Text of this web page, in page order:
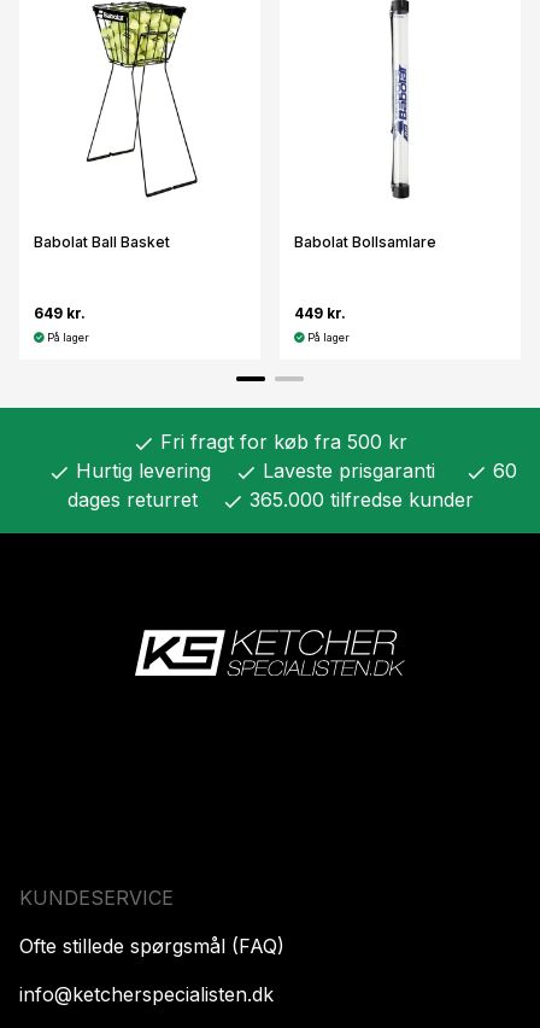
Babolat Ball Basket
649 kr.
På lager
Babolat Bollsamlare
449 kr.
På lager
check Fri fragt for køb fra 500 kr
check Hurtig levering check Laveste prisgaranti check 60
dages returret
check 365.000 tilfredse kunder
KUNDESERVICE
Ofte stillede spørgsmål (FAQ)
info@ketcherspecialisten.dk